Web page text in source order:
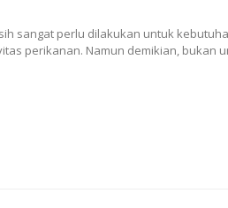
sangat perlu dilakukan untuk
perikanan. Namun demikian, bukan